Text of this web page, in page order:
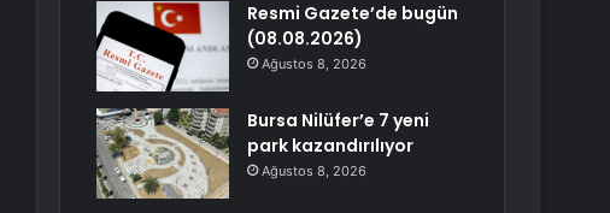
Resmi Gazete’de bugün
(08.08.2026)
Ağustos 8, 2026
Bursa Nilüfer’e 7 yeni
park kazandırılıyor
Ağustos 8, 2026